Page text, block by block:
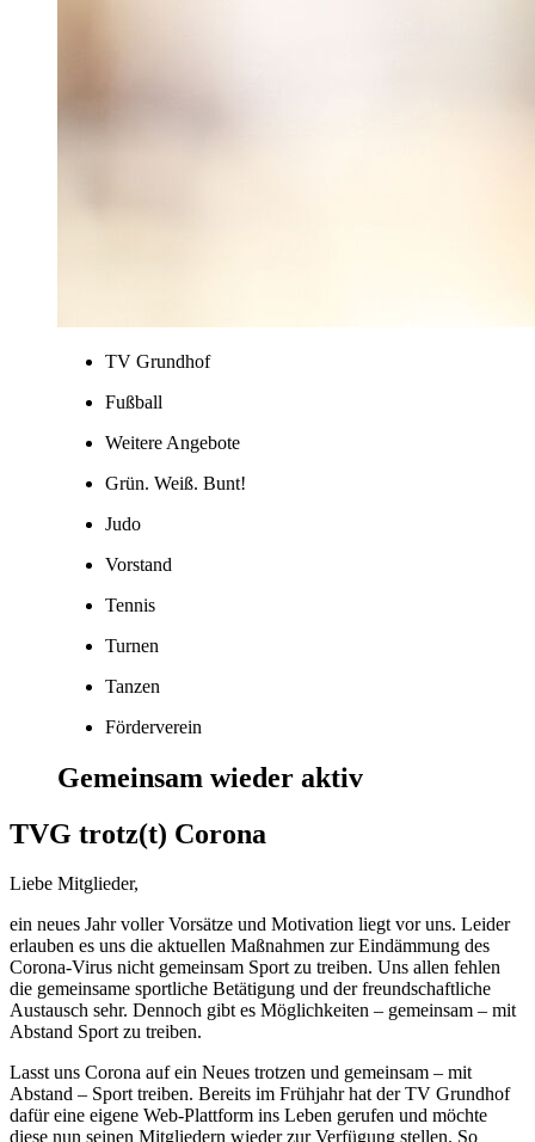
TV Grundhof
Fußball
Weitere Angebote
Grün. Weiß. Bunt!
Judo
Vorstand
Tennis
Turnen
Tanzen
Förderverein
Gemeinsam wieder aktiv
TVG trotz(t) Corona
Liebe Mitglieder,
ein neues Jahr voller Vorsätze und Motivation liegt vor uns. Leider
erlauben es uns die aktuellen Maßnahmen zur Eindämmung des
Corona-Virus nicht gemeinsam Sport zu treiben. Uns allen fehlen
die gemeinsame sportliche Betätigung und der freundschaftliche
Austausch sehr. Dennoch gibt es Möglichkeiten – gemeinsam – mit
Abstand Sport zu treiben.
Lasst uns Corona auf ein Neues trotzen und gemeinsam – mit
Abstand – Sport treiben. Bereits im Frühjahr hat der TV Grundhof
dafür eine eigene Web-Plattform ins Leben gerufen und möchte
diese nun seinen Mitgliedern wieder zur Verfügung stellen. So